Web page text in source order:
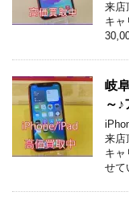
来店
キャ
岐
～
来店
キャ
せて